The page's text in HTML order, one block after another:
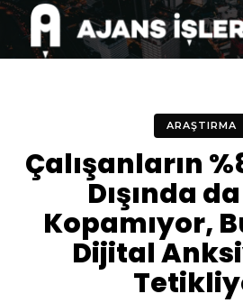
ARAŞTIRMA
Çalışanların
Dışında
Kopamıyor,
Dijital